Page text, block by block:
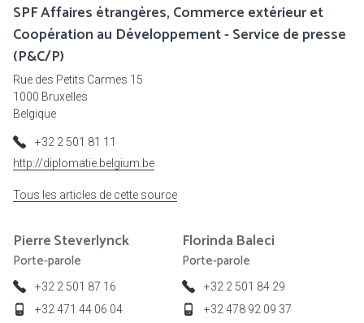
SPF Affaires étrangères, Commerce extérieur et
Coopération au Développement - Service de presse
(P&C/P)
Rue des Petits Carmes 15
1000 Bruxelles
Belgique
+32 2 501 81 11
http://diplomatie.belgium.be
Tous les articles de cette source
PierreSteverlynck
Porte-parole
+32 2 501 87 16
+32 471 44 06 04
Florinda Baleci
Porte-parole
+32 2 501 84 29
+32 478 92 09 37